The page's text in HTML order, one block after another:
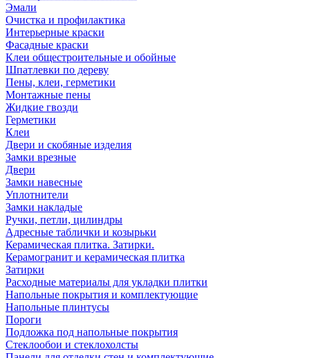
Эмали
Очистка и профилактика
Интерьерные краски
Фасадные краски
Клеи общестроительные и обойные
Шпатлевки по дереву
Пены, клеи, герметики
Монтажные пены
Жидкие гвозди
Герметики
Клеи
Двери и скобяные изделия
Замки врезные
Двери
Замки навесные
Уплотнители
Замки накладые
Ручки, петли, цилиндры
Адресные таблички и козырьки
Керамическая плитка. Затирки.
Керамогранит и керамическая плитка
Затирки
Расходные материалы для укладки плитки
Напольные покрытия и комплектующие
Напольные плинтусы
Пороги
Подложка под напольные покрытия
Стеклообои и стеклохолсты